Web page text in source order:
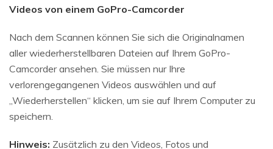
Videos von einem GoPro-Camcorder
Nach dem Scannen können Sie sich die Originalnamen
aller wiederherstellbaren Dateien auf Ihrem GoPro-
Camcorder ansehen. Sie müssen nur Ihre
verlorengegangenen Videos auswählen und auf
„Wiederherstellen“ klicken, um sie auf Ihrem Computer zu
speichern.
Hinweis: Zusätzlich zu den Videos, Fotos und